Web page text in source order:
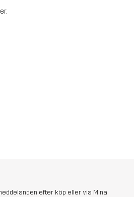
efter köp eller via Mina